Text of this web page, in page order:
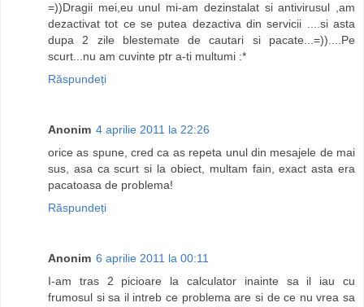
=))Dragii mei,eu unul mi-am dezinstalat si antivirusul ,am
dezactivat tot ce se putea dezactiva din servicii ....si asta
dupa 2 zile blestemate de cautari si pacate...=))....Pe
scurt...nu am cuvinte ptr a-ti multumi :*
Răspundeți
Anonim 4 aprilie 2011 la 22:26
orice as spune, cred ca as repeta unul din mesajele de mai
sus, asa ca scurt si la obiect, multam fain, exact asta era
pacatoasa de problema!
Răspundeți
Anonim 6 aprilie 2011 la 00:11
I-am tras 2 picioare la calculator inainte sa il iau cu
frumosul si sa il intreb ce problema are si de ce nu vrea sa